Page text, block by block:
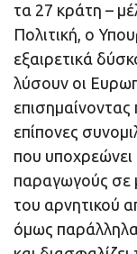
τα 27 κράτη –
Πολιτική, ο
εξαιρετικά
λύσουν οι
επίπονες
που υποχρεώνει
παραγωγούς σε
του αρνητικού
όμως